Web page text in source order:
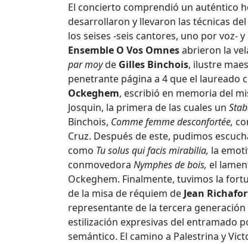
El concierto comprendió un auténtico
desarrollaron y llevaron las técnicas
los seises -seis cantores, uno por voz-
Ensemble O Vos Omnesabrieron la
par moyde Gilles Binchois, ilustre
penetrante página a 4 que el laureado
Ockeghem, escribió en memoria del
Josquin, la primera de las cuales un
Binchois, Comme femme desconfortée,
Cruz. Después de este, pudimos
como Tu solus qui facis mirabilia, la
conmovedora Nymphes de bois, el
Ockeghem. Finalmente, tuvimos la
de la misa de réquiem deJean
representante de la tercera
estilización expresivas del entramado
semántico. El camino a Palestrina y